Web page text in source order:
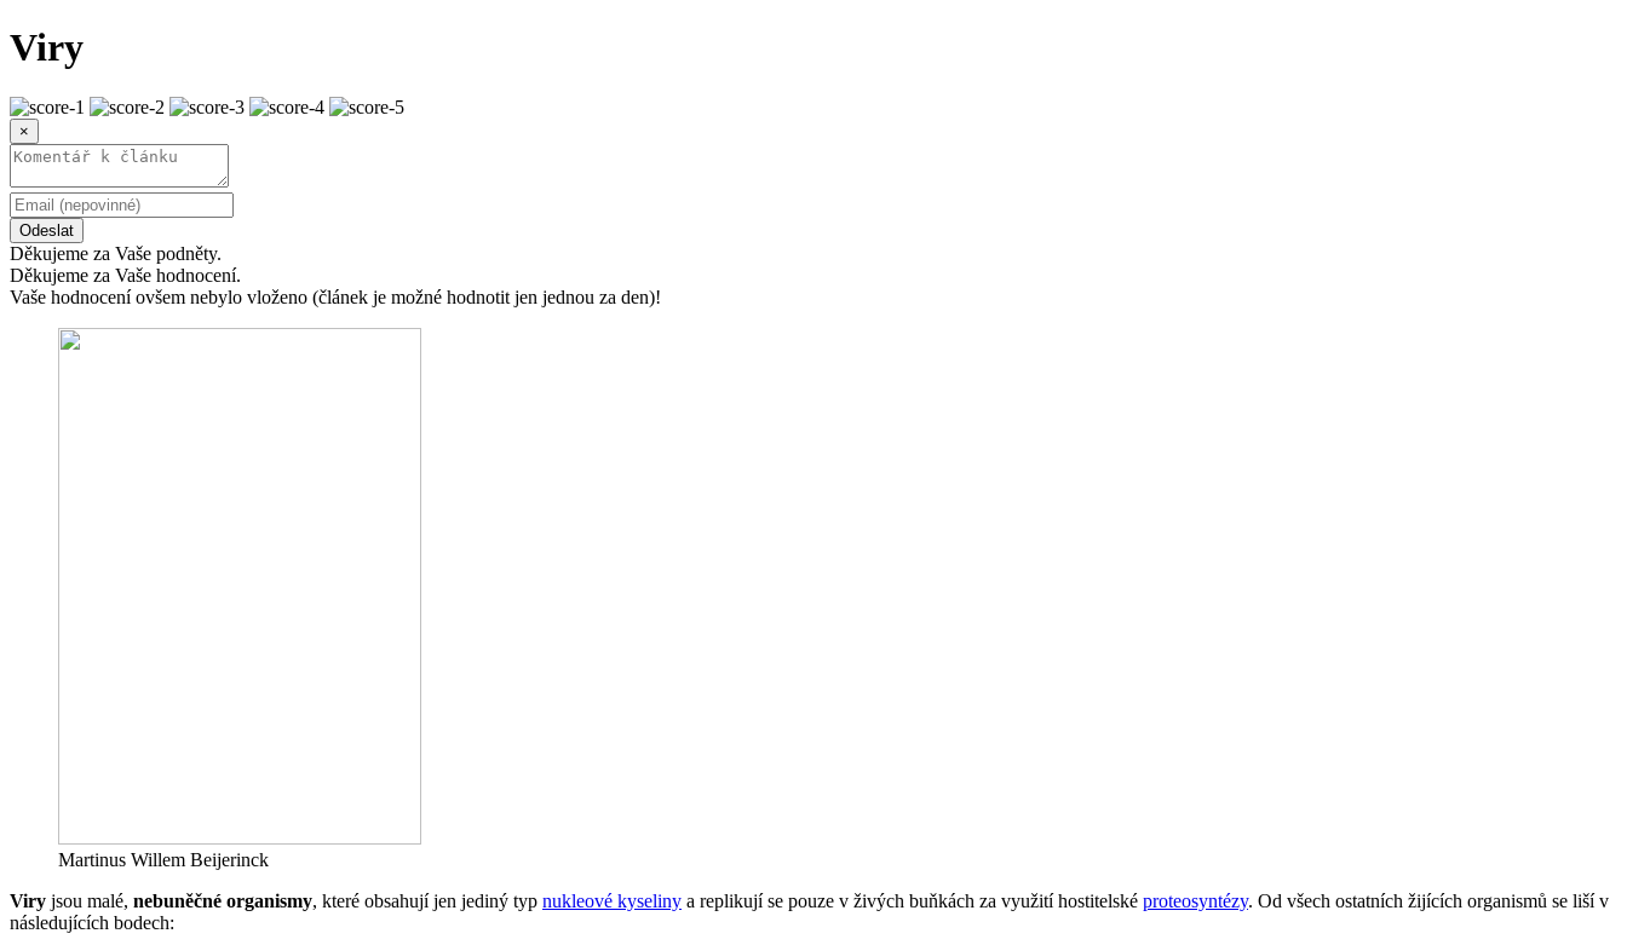
Viry
×
Odeslat
Děkujeme za Vaše podněty.
Děkujeme za Vaše hodnocení.
Vaše hodnocení ovšem nebylo vloženo (článek je možné hodnotit jen jednou za den)!
Martinus Willem Beijerinck
Viry jsou malé, nebuněčné organismy, které obsahují jen jediný typ nukleové kyseliny a replikují se pouze v živých buňkách za využití hostitelské proteosyntézy. Od všech ostatních žijících organismů se liší v
následujících bodech: